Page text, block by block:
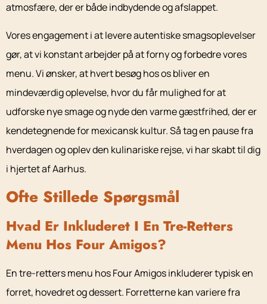
atmosfære, der er både indbydende og afslappet.
Vores engagement i at levere autentiske smagsoplevelser
gør, at vi konstant arbejder på at forny og forbedre vores
menu. Vi ønsker, at hvert besøg hos os bliver en
mindeværdig oplevelse, hvor du får mulighed for at
udforske nye smage og nyde den varme gæstfrihed, der er
kendetegnende for mexicansk kultur. Så tag en pause fra
hverdagen og oplev den kulinariske rejse, vi har skabt til dig
i hjertet af Aarhus.
Ofte Stillede Spørgsmål
Hvad Er Inkluderet I En Tre-Retters
Menu Hos Four Amigos?
En tre-retters menu hos Four Amigos inkluderer typisk en
forret, hovedret og dessert. Forretterne kan variere fra